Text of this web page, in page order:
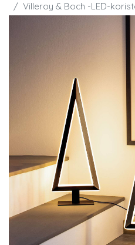
Villeroy & Boch -LED-